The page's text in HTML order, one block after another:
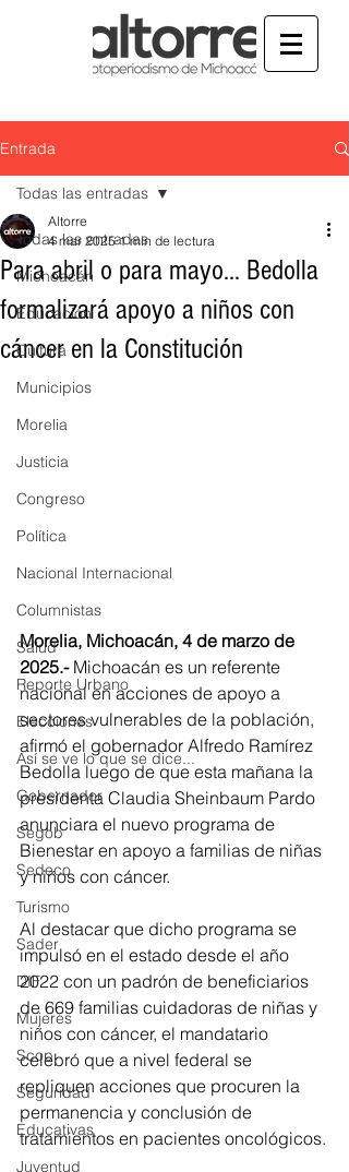
Entrada
Todas las entradas
Michoacán
Educación
Cultura
Municipios
Morelia
Justicia
Congreso
Política
Nacional Internacional
Columnistas
Salud
Reporte Urbano
Elecciones
Así se ve lo que se dice...
Gobernador
Segob
Sedeco
Turismo
Sader
DIF
Mujeres
Scop
Seguridad
Educativas
Juventud
Todas las entradas
Para abril o para mayo... Bedolla
formalizará apoyo a niños con
cáncer en la Constitución
Altorre
4 mar 2025 1 min de lectura
Morelia, Michoacán, 4 de marzo de
2025.- Michoacán es un referente
nacional en acciones de apoyo a
sectores vulnerables de la población,
afirmó el gobernador Alfredo Ramírez
Bedolla luego de que esta mañana la
presidenta Claudia Sheinbaum Pardo
anunciara el nuevo programa de
Bienestar en apoyo a familias de niñas
y niños con cáncer.
Al destacar que dicho programa se
impulsó en el estado desde el año
2022 con un padrón de beneficiarios
de 669 familias cuidadoras de niñas y
niños con cáncer, el mandatario
celebró que a nivel federal se
repliquen acciones que procuren la
permanencia y conclusión de
tratamientos en pacientes oncológicos.